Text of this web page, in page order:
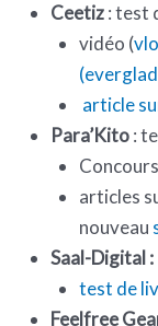
Ceetiz: test
vidéo (
article
Para’Kito:
articles
nouveau
Saal-Digital :
test de
Feelfree